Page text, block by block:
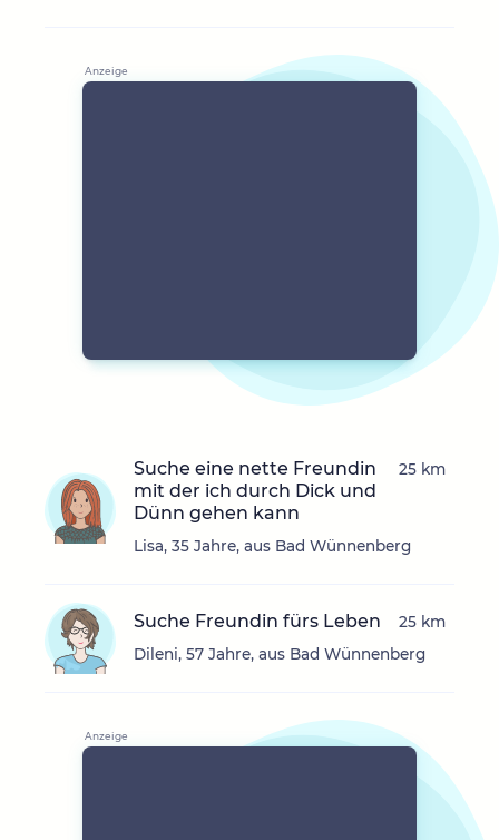
Suche eine nette Freundin
mit der ich durch Dick und
Dünn gehen kann
Lisa, 35 Jahre, aus Bad Wünnenberg
25 km
Suche Freundin fürs Leben
Dileni, 57 Jahre, aus Bad Wünnenberg
25 km